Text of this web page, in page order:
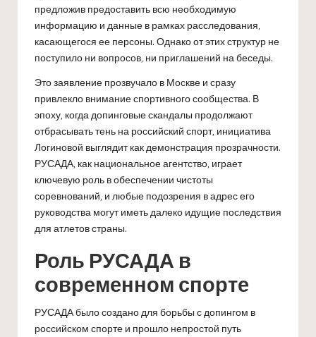
предложив предоставить всю необходимую
информацию и данные в рамках расследования,
касающегося ее персоны. Однако от этих структур не
поступило ни вопросов, ни приглашений на беседы.
Это заявление прозвучало в Москве и сразу
привлекло внимание спортивного сообщества. В
эпоху, когда допинговые скандалы продолжают
отбрасывать тень на российский спорт, инициатива
Логиновой выглядит как демонстрация прозрачности.
РУСАДА, как национальное агентство, играет
ключевую роль в обеспечении чистоты
соревнований, и любые подозрения в адрес его
руководства могут иметь далеко идущие последствия
для атлетов страны.
Роль РУСАДА в
современном спорте
РУСАДА было создано для борьбы с допингом в
российском спорте и прошло непростой путь